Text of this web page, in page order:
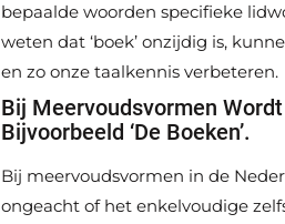
bepaalde woorden specifieke
weten dat ‘boek’ onzijdig is,
en zo onze taalkennis verbeteren.
Bij Meervoudsvormen
Bijvoorbeeld ‘de Boeken’.
Bij meervoudsvormen in de
ongeacht of het enkelvoudige